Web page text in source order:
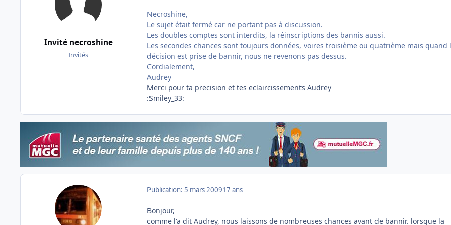
Invité necroshine
Invités
Necroshine,
Le sujet était fermé car ne portant pas à discussion.
Les doubles comptes sont interdits, la réinscriptions des bannis aussi.
Les secondes chances sont toujours données, voires troisième ou quatrième mais quand
décision est prise de bannir, nous ne revenons pas dessus.
Cordialement,
Audrey
Merci pour ta precision et tes eclaircissements Audrey
:Smiley_33:
Publication: 5 mars 200917 ans
Bonjour,
comme l'a dit Audrey, nous laissons de nombreuses chances avant de bannir. lorsque la